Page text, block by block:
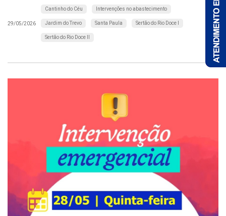
29/05/2026
Cantinho do Céu Intervenções no abastecimento
Jardim do Trevo Santa Paula Sertão do Rio Doce I
Sertão do Rio Doce II